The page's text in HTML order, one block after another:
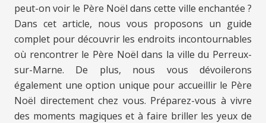
peut-on voir le Père Noël dans cette ville enchantée ?
Dans cet article, nous vous proposons un guide
complet pour découvrir les endroits incontournables
où rencontrer le Père Noël dans la ville du Perreux-
sur-Marne. De plus, nous vous dévoilerons
également une option unique pour accueillir le Père
Noël directement chez vous. Préparez-vous à vivre
des moments magiques et à faire briller les yeux de